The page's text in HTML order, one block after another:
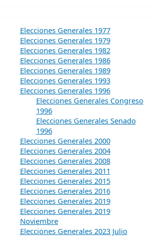
Elecciones Generales 1977
Elecciones Generales 1979
Elecciones Generales 1982
Elecciones Generales 1986
Elecciones Generales 1989
Elecciones Generales 1993
Elecciones Generales 1996
Elecciones Generales Congreso
1996
Elecciones Generales Senado
1996
Elecciones Generales 2000
Elecciones Generales 2004
Elecciones Generales 2008
Elecciones Generales 2011
Elecciones Generales 2015
Elecciones Generales 2016
Elecciones Generales 2019
Elecciones Generales 2019
Noviembre
Elecciones Generales 2023 Julio